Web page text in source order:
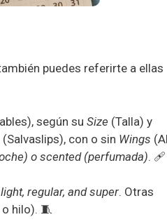
puedes referirte a ellas
según su Size (Talla) y
(Salvaslips), con o sin Wings
o scented (perfumada). 🩹
light, regular, and super. Otras
hilo). 🧵